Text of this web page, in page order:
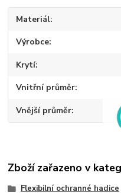
Materiál
Výrobce
Krytí
Vnitřní průměr
Vnější průměr
Zboží zařazeno v
Flexibilní ochranné hadice